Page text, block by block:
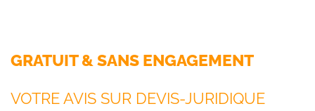
GRATUIT & SANS ENGAGEMENT
VOTRE AVIS SUR DEVIS-JURIDIQUE